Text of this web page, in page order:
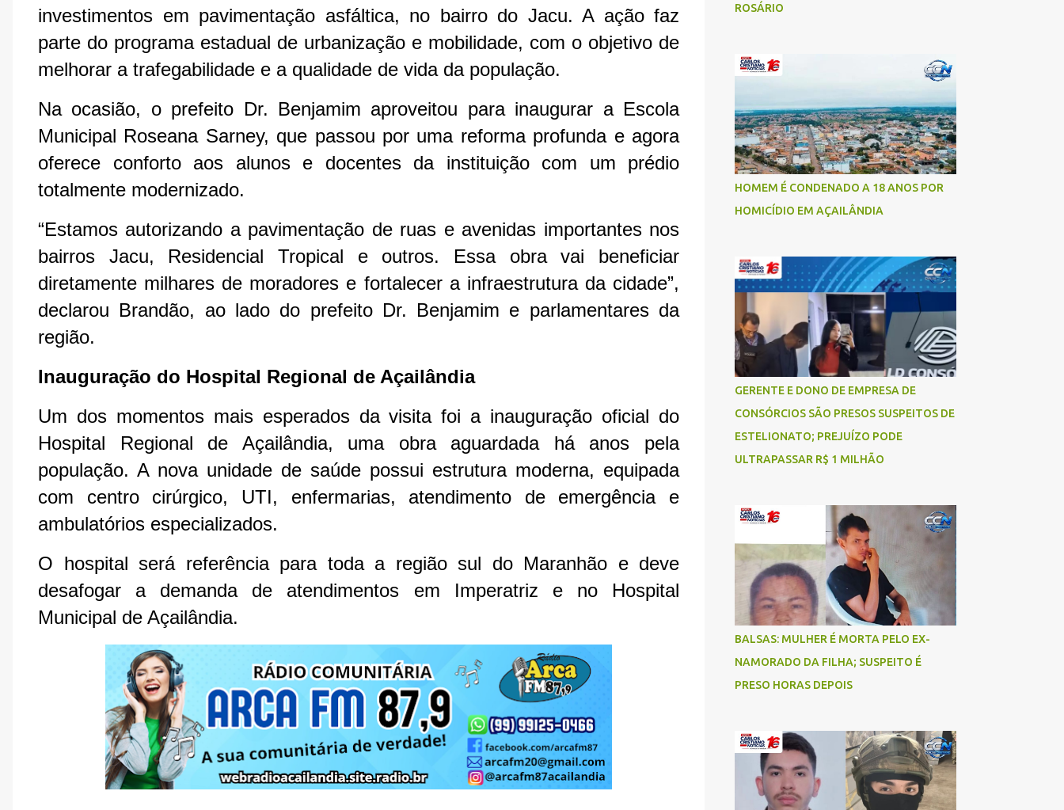
investimentos em pavimentação asfáltica, no bairro do Jacu. A ação faz
parte do programa estadual de urbanização e mobilidade, com o objetivo de
melhorar a trafegabilidade e a qualidade de vida da população.
Na ocasião, o prefeito Dr. Benjamim aproveitou para inaugurar a Escola
Municipal Roseana Sarney, que passou por uma reforma profunda e agora
oferece conforto aos alunos e docentes da instituição com um prédio
totalmente modernizado.
“Estamos autorizando a pavimentação de ruas e avenidas importantes nos
bairros Jacu, Residencial Tropical e outros. Essa obra vai beneficiar
diretamente milhares de moradores e fortalecer a infraestrutura da cidade”,
declarou Brandão, ao lado do prefeito Dr. Benjamim e parlamentares da
região.
Inauguração do Hospital Regional de Açailândia
Um dos momentos mais esperados da visita foi a inauguração oficial do
Hospital Regional de Açailândia, uma obra aguardada há anos pela
população. A nova unidade de saúde possui estrutura moderna, equipada
com centro cirúrgico, UTI, enfermarias, atendimento de emergência e
ambulatórios especializados.
O hospital será referência para toda a região sul do Maranhão e deve
desafogar a demanda de atendimentos em Imperatriz e no Hospital
Municipal de Açailândia.
ROSÁRIO
HOMEM É CONDENADO A 18 ANOS POR
HOMICÍDIO EM AÇAILÂNDIA
GERENTE E DONO DE EMPRESA DE
CONSÓRCIOS SÃO PRESOS SUSPEITOS DE
ESTELIONATO; PREJUÍZO PODE
ULTRAPASSAR R$ 1 MILHÃO
BALSAS: MULHER É MORTA PELO EX-
NAMORADO DA FILHA; SUSPEITO É
PRESO HORAS DEPOIS
A passageira da moto chegou a ser
socorrida com vida e encaminhada para
atendimento médico, mas infelizmente não
resistiu aos ferimentos e veio a óbito. Uma
das vítimas foi identificada como Gleiciane,
moradora do bairro Jacu. Até o momento, o
condutor da motocicleta foi identificado
como Julimar Lucena, iria fazer 37 anos no
próximo dia 28 de junho. De acordo com
Testemunhas relataram que, após a suposta
discussão, o condutor da motocicleta teria
invadido a contramão e colidido
frontalmente com um carro. As
circunstâncias do acidente deverão ser
apuradas pelas autoridades competentes. ...